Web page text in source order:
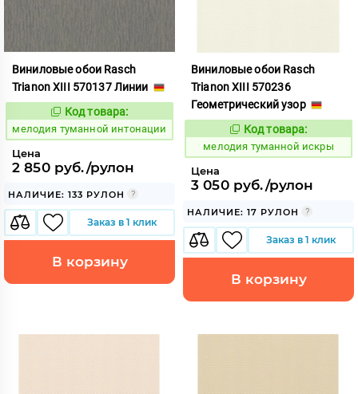
Виниловые обои Rasch
Trianon XIII 570137 Линии
966283
Код товара:
мелодия туманной интонации
Цена
2 850 руб./рулон
НАЛИЧИЕ: 133 РУЛОН
Заказ в 1 клик
В корзину
Виниловые обои Rasch
Trianon XIII 570236
Геометрический узор
966284
Код товара:
мелодия туманной искры
Цена
3 050 руб./рулон
НАЛИЧИЕ: 17 РУЛОН
Заказ в 1 клик
В корзину